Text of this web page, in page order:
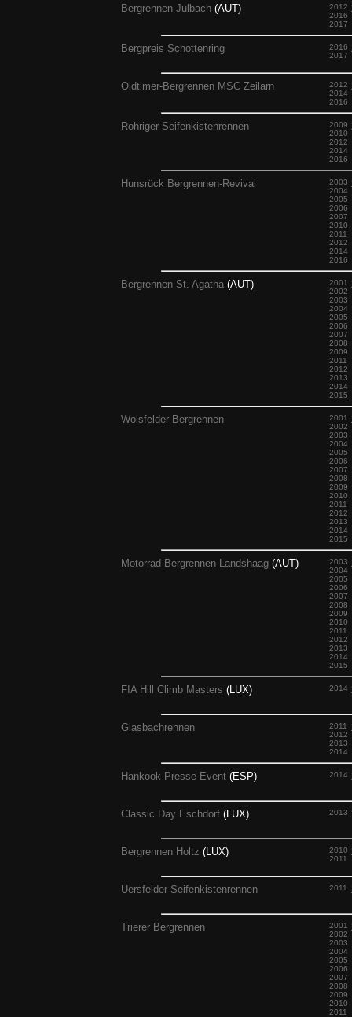
Bergrennen Julbach (AUT)
2012
2016
2017
Bergpreis Schottenring
2016
2017
Oldtimer-Bergrennen MSC Zeilarn
2012
2014
2016
Röhriger Seifenkistenrennen
2009
2010
2012
2014
2016
Hunsrück Bergrennen-Revival
2003
2004
2005
2006
2007
2010
2011
2012
2014
2016
Bergrennen St. Agatha (AUT)
2001
2002
2003
2004
2005
2006
2007
2008
2009
2011
2012
2013
2014
2015
Wolsfelder Bergrennen
2001
2002
2003
2004
2005
2006
2007
2008
2009
2010
2011
2012
2013
2014
2015
Motorrad-Bergrennen Landshaag (AUT)
2003
2004
2005
2006
2007
2008
2009
2010
2011
2012
2013
2014
2015
FIA Hill Climb Masters (LUX) 2014
Glasbachrennen
2011
2012
2013
2014
Hankook Presse Event (ESP) 2014
Classic Day Eschdorf (LUX) 2013
Bergrennen Holtz (LUX)
2010
2011
Uersfelder Seifenkistenrennen 2011
Trierer Bergrennen
2001
2002
2003
2004
2005
2006
2007
2008
2009
2010
2011